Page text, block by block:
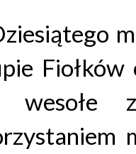
Fiołków
wesołe